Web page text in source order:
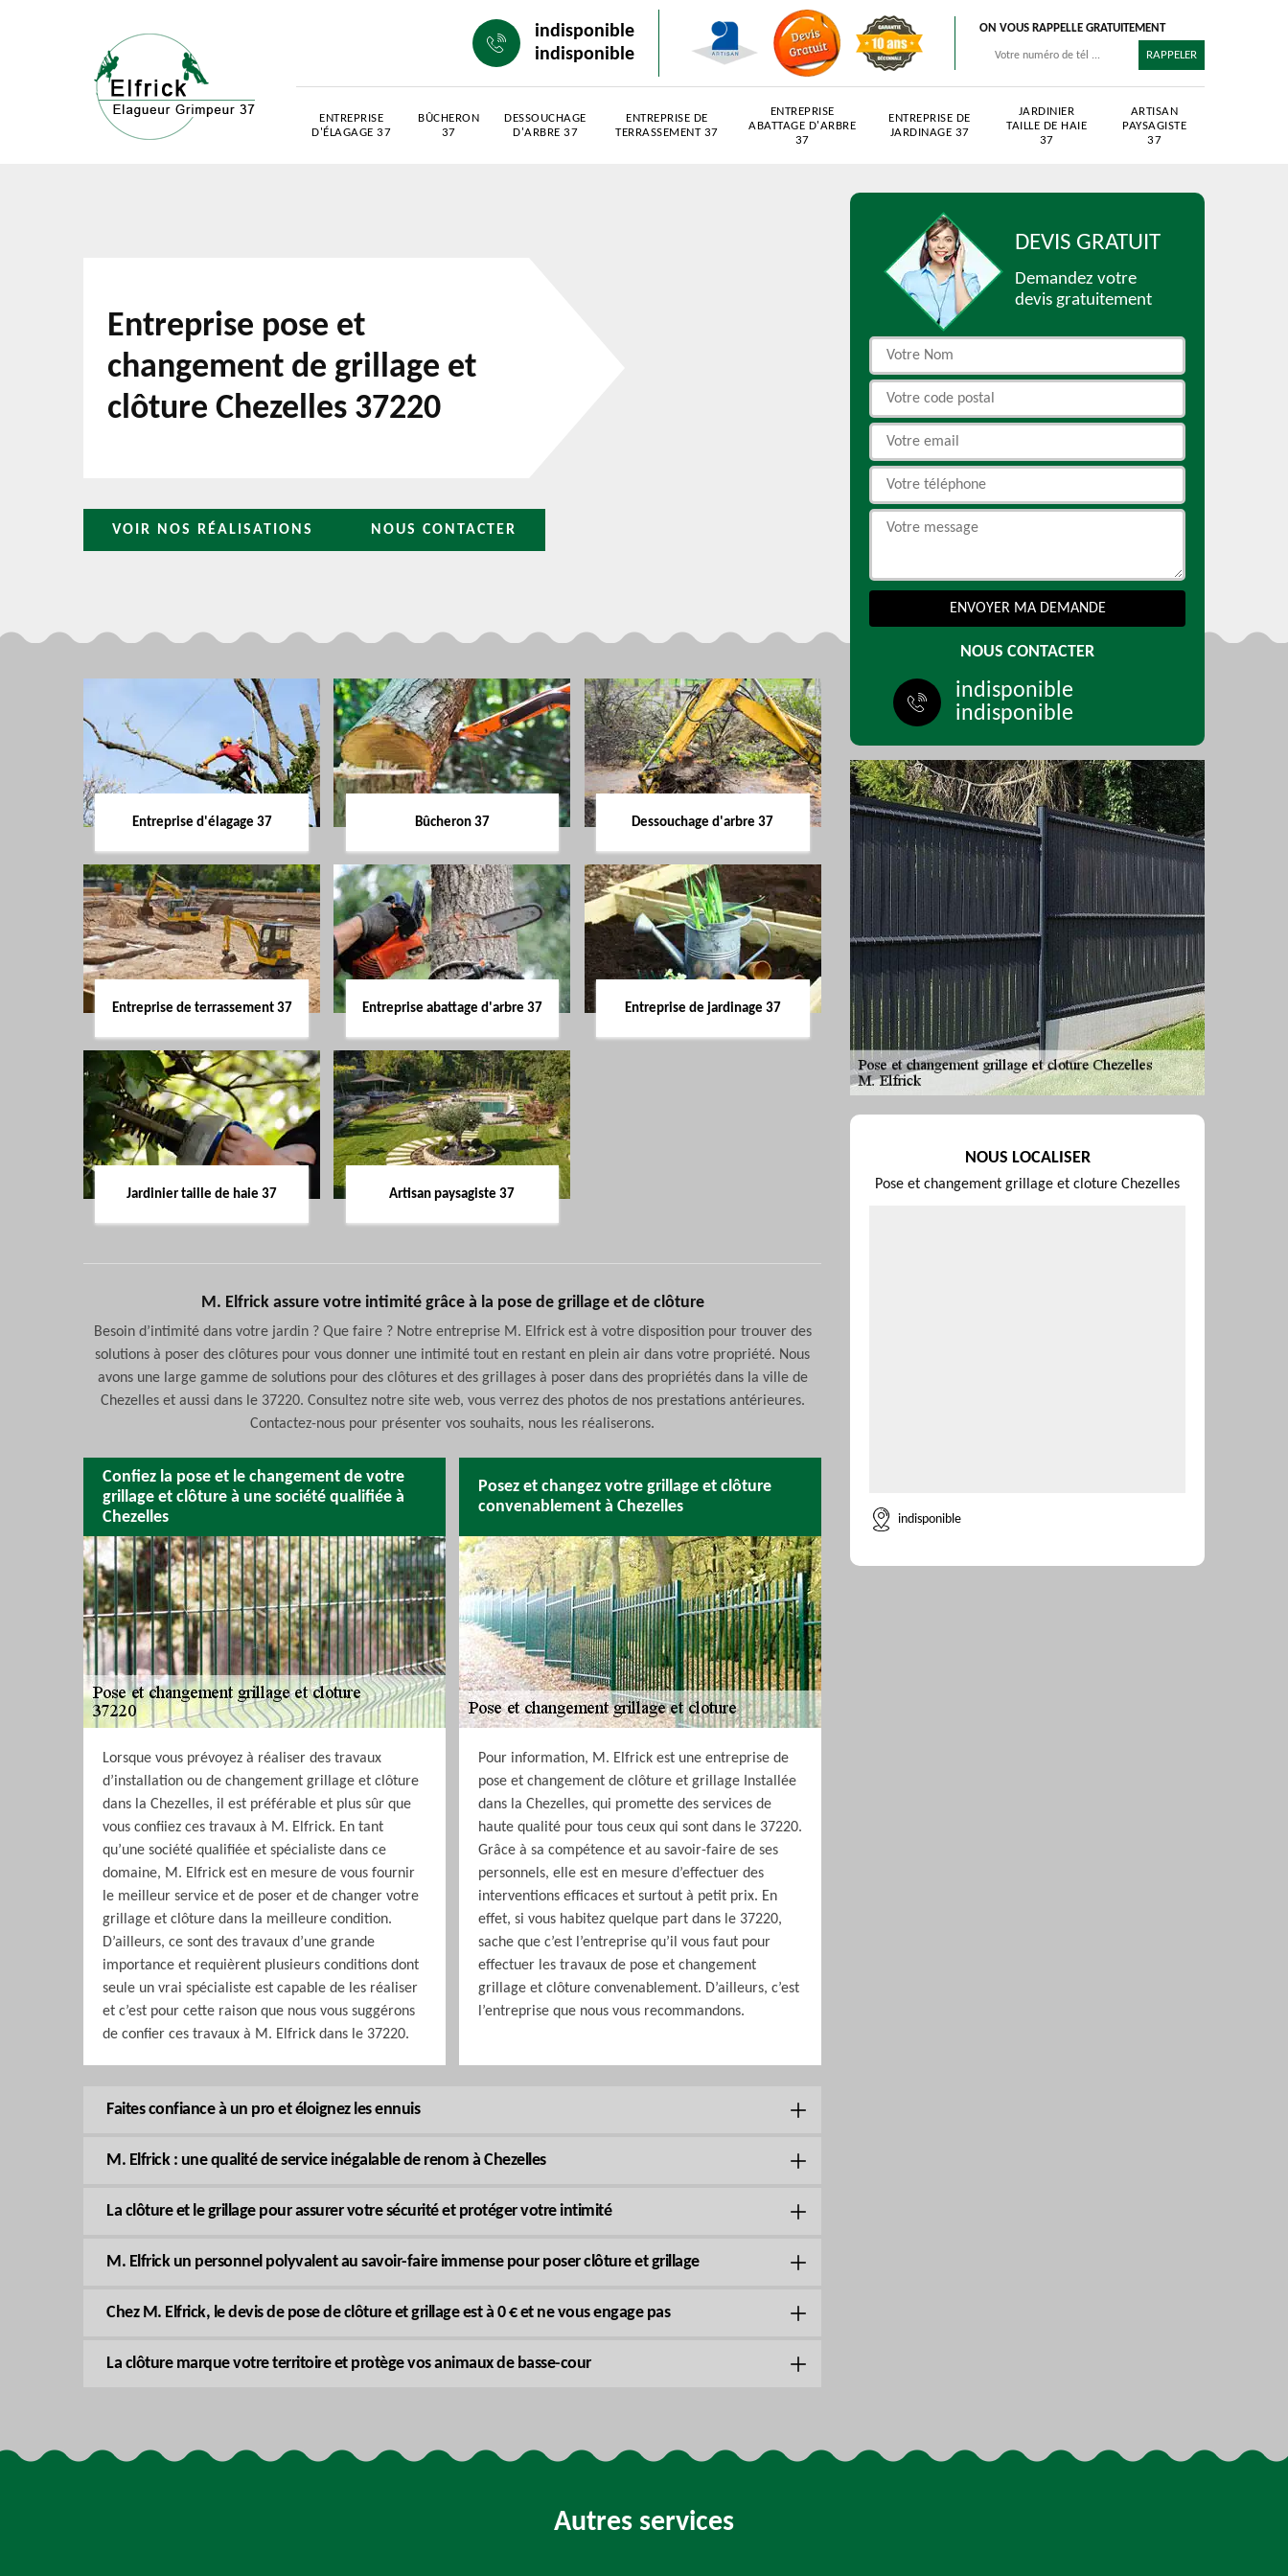
indisponible
indisponible
ON VOUS RAPPELLE GRATUITEMENT
ENTREPRISE
D'ÉLAGAGE 37
BÛCHERON
37
DESSOUCHAGE
D'ARBRE 37
ENTREPRISE DE
TERRASSEMENT 37
ENTREPRISE
ABATTAGE D'ARBRE
37
ENTREPRISE DE
JARDINAGE 37
JARDINIER
TAILLE DE HAIE
37
ARTISAN
PAYSAGISTE
37
Entreprise pose et
changement de grillage et
clôture Chezelles 37220
VOIR NOS RÉALISATIONS NOUS CONTACTER
Entreprise d'élagage 37 Bûcheron 37 Dessouchage d'arbre 37
Entreprise de terrassement 37 Entreprise abattage d'arbre 37 Entreprise de jardinage 37
Jardinier taille de haie 37 Artisan paysagiste 37
M. Elfrick assure votre intimité grâce à la pose de grillage et de clôture
Besoin d’intimité dans votre jardin ? Que faire ? Notre entreprise M. Elfrick est à votre disposition pour trouver des
solutions à poser des clôtures pour vous donner une intimité tout en restant en plein air dans votre propriété. Nous
avons une large gamme de solutions pour des clôtures et des grillages à poser dans des propriétés dans la ville de
Chezelles et aussi dans le 37220. Consultez notre site web, vous verrez des photos de nos prestations antérieures.
Contactez-nous pour présenter vos souhaits, nous les réaliserons.
Confiez la pose et le changement de votre
grillage et clôture à une société qualifiée à
Chezelles
Lorsque vous prévoyez à réaliser des travaux
d’installation ou de changement grillage et clôture
dans la Chezelles, il est préférable et plus sûr que
vous confiiez ces travaux à M. Elfrick. En tant
qu’une société qualifiée et spécialiste dans ce
domaine, M. Elfrick est en mesure de vous fournir
le meilleur service et de poser et de changer votre
grillage et clôture dans la meilleure condition.
D’ailleurs, ce sont des travaux d’une grande
importance et requièrent plusieurs conditions dont
seule un vrai spécialiste est capable de les réaliser
et c’est pour cette raison que nous vous suggérons
de confier ces travaux à M. Elfrick dans le 37220.
Posez et changez votre grillage et clôture
convenablement à Chezelles
Pour information, M. Elfrick est une entreprise de
pose et changement de clôture et grillage Installée
dans la Chezelles, qui promette des services de
haute qualité pour tous ceux qui sont dans le 37220.
Grâce à sa compétence et au savoir-faire de ses
personnels, elle est en mesure d’effectuer des
interventions efficaces et surtout à petit prix. En
effet, si vous habitez quelque part dans le 37220,
sache que c’est l’entreprise qu’il vous faut pour
effectuer les travaux de pose et changement
grillage et clôture convenablement. D’ailleurs, c’est
l’entreprise que nous vous recommandons.
Faites confiance à un pro et éloignez les ennuis
M. Elfrick : une qualité de service inégalable de renom à Chezelles
La clôture et le grillage pour assurer votre sécurité et protéger votre intimité
M. Elfrick un personnel polyvalent au savoir-faire immense pour poser clôture et grillage
Chez M. Elfrick, le devis de pose de clôture et grillage est à 0 € et ne vous engage pas
La clôture marque votre territoire et protège vos animaux de basse-cour
DEVIS GRATUIT
Demandez votre
devis gratuitement
NOUS CONTACTER
indisponible
indisponible
NOUS LOCALISER
Pose et changement grillage et cloture Chezelles
indisponible
Autres services